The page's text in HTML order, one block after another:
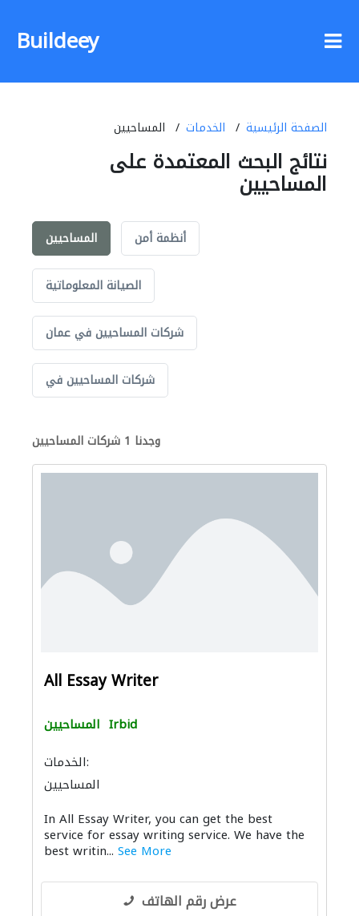
Buildeey
الصفحة الرئيسية الخدمات المساحيين
نتائج البحث المعتمدة على
المساحيين
المساحيين أنظمة أمن
الصيانة المعلوماتية
شركات المساحيين في عمان
شركات المساحيين في
وجدنا 1 شركات المساحيين
All Essay Writer
المساحيين Irbid
الخدمات:
المساحيين
In All Essay Writer, you can get the best
service for essay writing service. We have the
best writin... See More
عرض رقم الهاتف